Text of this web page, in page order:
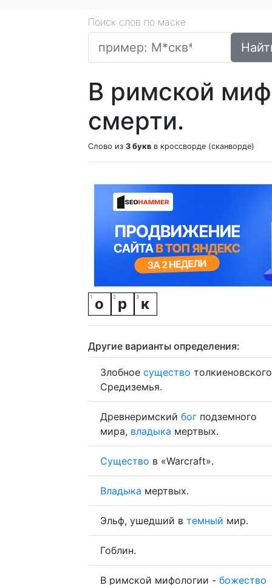
Поиск слов по маске
В римской
смерти.
Слово из 3 букв в кроссворде (сканворде)
о р к
Другие варианты определения:
Злобное существо толкиеновского
Средиземья.
Древнеримский бог подземного
мира, владыка мертвых.
Существо в «Warcraft».
Владыка мертвых.
Эльф, ушедший в темный мир.
Гоблин.
В римской мифологии - божество